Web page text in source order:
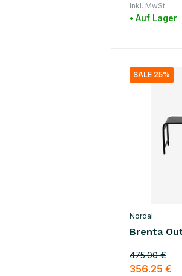
Inkl. MwSt.
• Auf Lager
SALE 25%
Nordal
Brenta
475.00 €
356.25 €